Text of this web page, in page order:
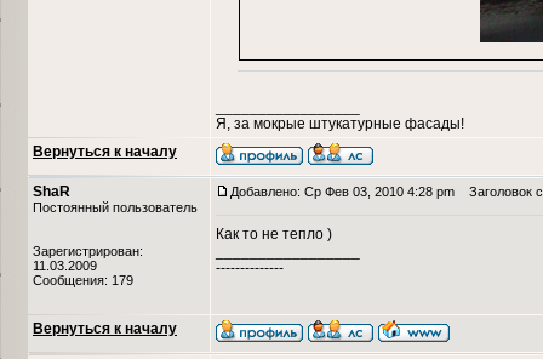
Я, за мокрые штукатурные фасады!
Вернуться к началу
ShaR
Постоянный пользователь
Зарегистрирован:
11.03.2009
Сообщения: 179
Добавлено: Ср Фев 03, 2010 4:28 pm Заголовок
Как то не тепло )
--------------
Вернуться к началу